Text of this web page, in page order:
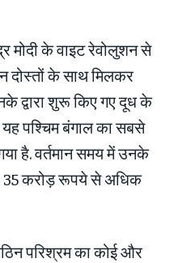
मोदी के वाइट रेवोलुशन से
दोस्तों के साथ मिलकर
द्वारा शुरू किए गए दूध के
पश्चिम बंगाल का सबसे
है. वर्तमान समय में उनके
35 करोड़ रूपये से अधिक
परिश्रम का कोई और